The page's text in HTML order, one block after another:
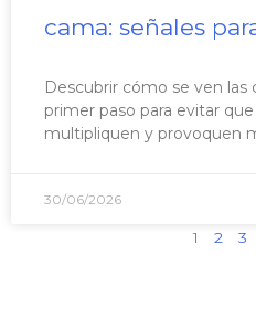
cama: señales
Descubrir cómo se ven las
primer paso para evitar
multipliquen y provoquen
30/06/2026
1 2 3